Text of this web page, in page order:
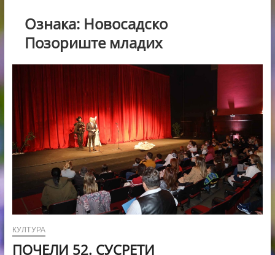
Ознака: Новосадско
Позориште младих
КУЛТУРА
ПОЧЕЛИ 52. СУСРЕТИ